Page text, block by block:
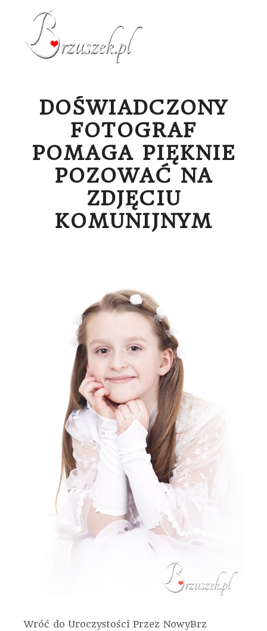
DOŚWIADCZONY
FOTOGRAF
POMAGA PIĘKNIE
POZOWAĆ NA
ZDJĘCIU
KOMUNIJNYM
Wróć do Uroczystości Przez NowyBrz